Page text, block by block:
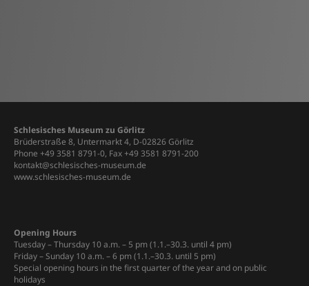
Schlesisches Museum zu Görlitz
Brüderstraße 8, Untermarkt 4, D-02826 Görlitz
Phone +49 3581 8791-0, Fax +49 3581 8791-200
kontakt@schlesisches-museum.de
www.schlesisches-museum.de
Opening Hours
Tuesday – Thursday 10 a.m. – 5 pm (1.1.–30.3. until 4 pm)
Friday – Sunday 10 a.m. – 6 pm (1.1.–30.3. until 5 pm)
Special opening hours in the first quarter of the year and on public
holidays